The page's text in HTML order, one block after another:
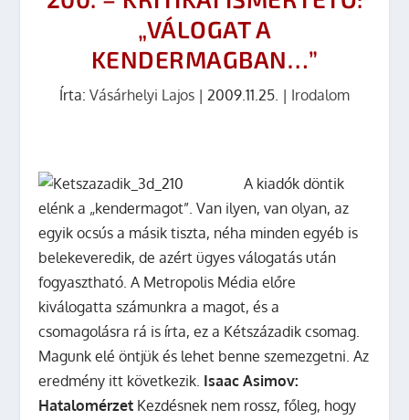
„VÁLOGAT A
KENDERMAGBAN…”
Írta: Vásárhelyi Lajos | 2009.11.25. | Irodalom
A kiadók döntik
elénk a „kendermagot”. Van ilyen, van olyan, az
egyik ocsús a másik tiszta, néha minden egyéb is
belekeveredik, de azért ügyes válogatás után
fogyasztható. A Metropolis Média előre
kiválogatta számunkra a magot, és a
csomagolásra rá is írta, ez a Kétszázadik csomag.
Magunk elé öntjük és lehet benne szemezgetni. Az
eredmény itt következik. Isaac Asimov:
Hatalomérzet Kezdésnek nem rossz, főleg, hogy